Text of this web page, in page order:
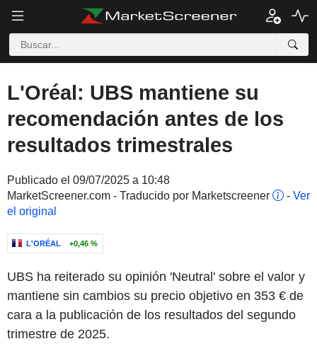
L'Oréal: UBS mantiene su
recomendación antes de los
resultados trimestrales
Publicado el 09/07/2025 a 10:48
MarketScreener.com - Traducido por Marketscreener
- Ver
el original
L'ORÉAL +0,46 %
UBS ha reiterado su opinión 'Neutral' sobre el valor y
mantiene sin cambios su precio objetivo en 353 € de
cara a la publicación de los resultados del segundo
trimestre de 2025.